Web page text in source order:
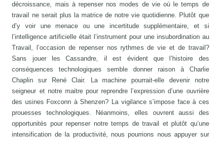
décroissance, mais à repenser nos modes de vie où le temps de
travail ne serait plus la matrice de notre vie quotidienne. Plutôt que
d’y voir une menace ou une incertitude supplémentaire, et si
l’intelligence artificielle était l’instrument pour une insubordination au
Travail, l’occasion de repenser nos rythmes de vie et de travail?
Sans jouer les Cassandre, il est évident que l’histoire des
conséquences technologiques semble donner raison à Charlie
Chaplin sur René Clair. La machine pourrait-elle devenir notre
seigneur et notre maitre pour reprendre l’expression d’une ouvrière
des usines Foxconn à Shenzen? La vigilance s’impose face à ces
prouesses technologiques. Néanmoins, elles ouvrent aussi des
opportunités pour repenser notre temps de travail et plutôt qu’une
intensification de la productivité, nous pourrions nous appuyer sur